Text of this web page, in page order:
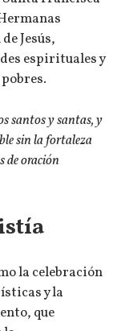
Jesús,
espirituales y
santos y santas, y
sin la fortaleza
de oración
la celebración
y la
que